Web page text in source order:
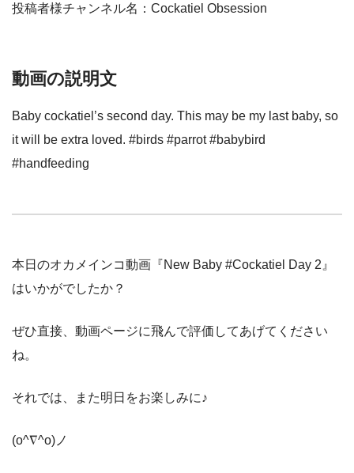
投稿者様チャンネル名：Cockatiel Obsession
動画の説明文
Baby cockatiel’s second day. This may be my last baby, so
it will be extra loved. #birds #parrot #babybird
#handfeeding
本日のオカメインコ動画『New Baby #Cockatiel Day 2』
はいかがでしたか？
ぜひ直接、動画ページに飛んで評価してあげてください
ね。
それでは、また明日をお楽しみに♪
(o^∇^o)ノ